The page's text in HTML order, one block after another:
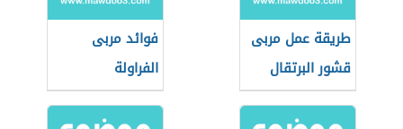
طريقة عمل مربى
قشور البرتقال
فوائد مربى
الفراولة